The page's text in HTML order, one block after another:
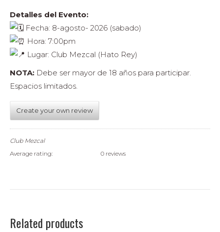
Detalles del Evento:
Fecha: 8-agosto- 2026 (sabado)
Hora: 7:00pm
Lugar: Club Mezcal (Hato Rey)
NOTA: Debe ser mayor de 18 años para participar.
Espacios limitados.
Create your own review
Club Mezcal
Average rating:
0 reviews
Related products